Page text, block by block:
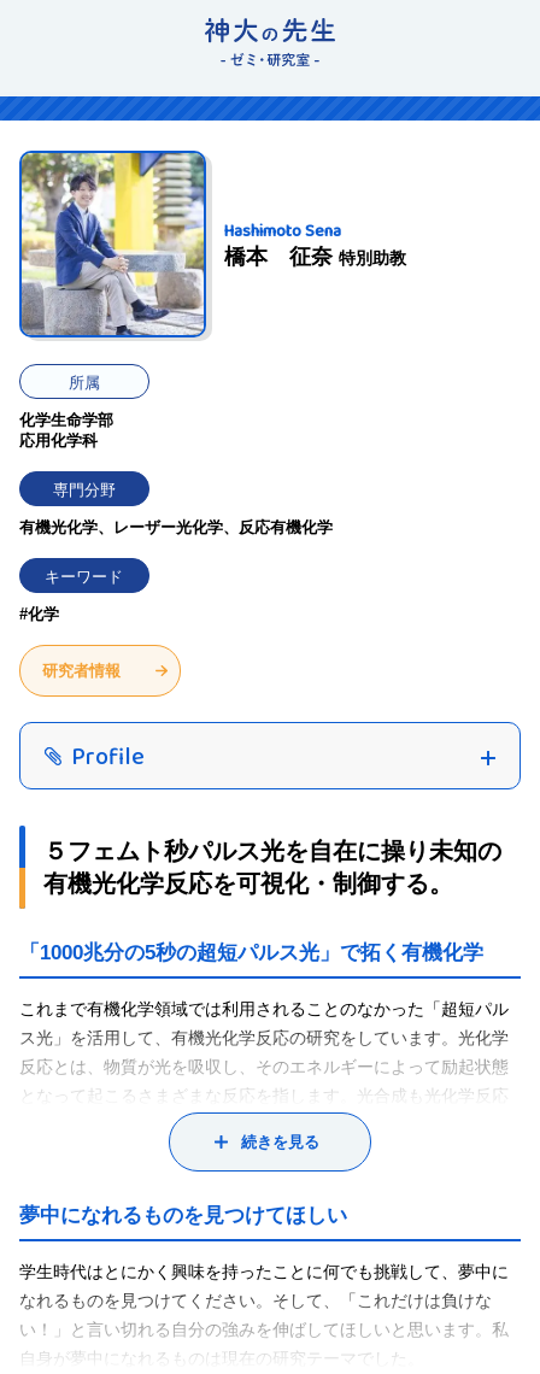
Hashimoto Sena
橋本 征奈 特別助教
所属
化学生命学部
応用化学科
専門分野
有機光化学、レーザー光化学、反応有機化学
キーワード
#化学
研究者情報
Profile
５フェムト秒パルス光を自在に操り未知の
有機光化学反応を可視化・制御する。
「1000兆分の5秒の超短パルス光」で拓く有機化学
これまで有機化学領域では利用されることのなかった「超短パル
ス光」を活用して、有機光化学反応の研究をしています。光化学
反応とは、物質が光を吸収し、そのエネルギーによって励起状態
となって起こるさまざまな反応を指します。光合成も光化学反応
私は神奈川大学工学部出身で、学部生時代から「5フェムト秒パル
兆分の1」秒という非常に短い時間であり、冒頭の「1000兆分の5
秒の超短パルス光」とは、つまり「５フェムト秒パルス光」で
す。
修士課程までの研究テーマは、「有機化学反応遷移過程の可視
化」。可視光を物理的限界まで短パルス化した可視５フェムト秒
パルス光を発生させる実験は非常に困難でしたが、今の研究をす
続きを見る
夢中になれるものを見つけてほしい
学生時代はとにかく興味を持ったことに何でも挑戦して、夢中に
なれるものを見つけてください。そして、「これだけは負けな
い！」と言い切れる自分の強みを伸ばしてほしいと思います。私
自身が夢中になれるものは現在の研究テーマでした。